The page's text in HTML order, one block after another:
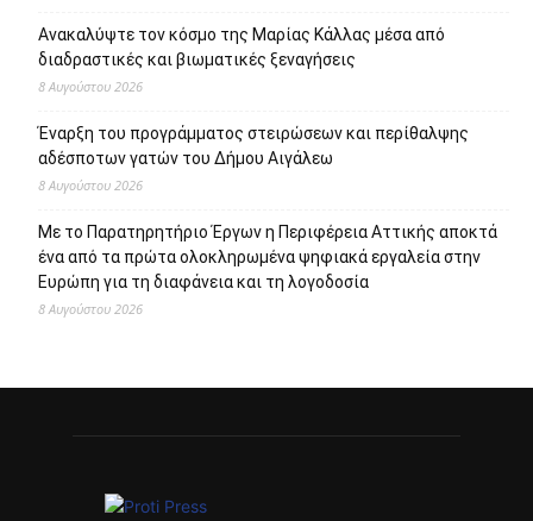
Ανακαλύψτε τον κόσμο της Μαρίας Κάλλας μέσα από
διαδραστικές και βιωματικές ξεναγήσεις
8 Αυγούστου 2026
Έναρξη του προγράμματος στειρώσεων και περίθαλψης
αδέσποτων γατών του Δήμου Αιγάλεω
8 Αυγούστου 2026
Με το Παρατηρητήριο Έργων η Περιφέρεια Αττικής αποκτά
ένα από τα πρώτα ολοκληρωμένα ψηφιακά εργαλεία στην
Ευρώπη για τη διαφάνεια και τη λογοδοσία
8 Αυγούστου 2026